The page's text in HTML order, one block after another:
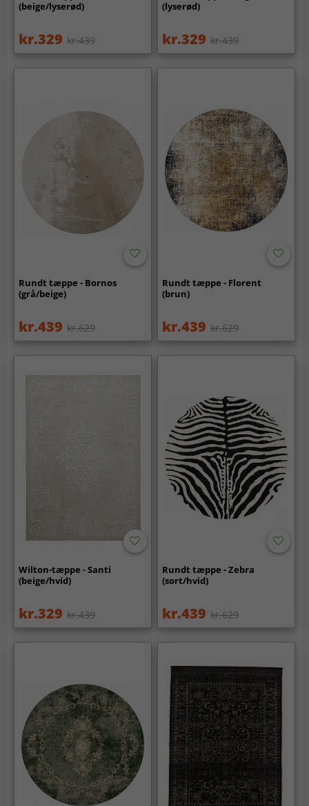
(beige/lyserød)
kr.329 kr.439
(lyserød)
kr.329 kr.439
Rundt tæppe - Bornos
(grå/beige)
kr.439 kr.629
Rundt tæppe - Florent
(brun)
kr.439 kr.629
Wilton-tæppe - Santi
(beige/hvid)
kr.329 kr.439
Rundt tæppe - Zebra
(sort/hvid)
kr.439 kr.629